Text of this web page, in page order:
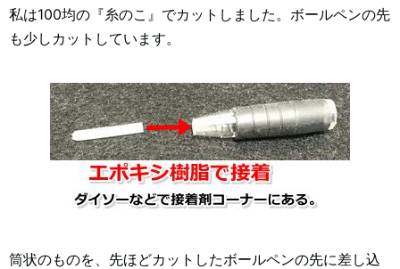
私は100均の『糸のこ』でカットしました。ボールペンの先
も少しカットしています。
筒状のものを、先ほどカットしたボールペンの先に差し込